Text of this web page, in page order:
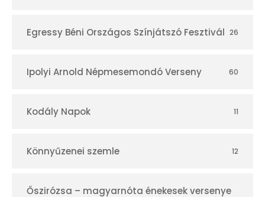
Egressy Béni Országos Színjátszó Fesztivál 26
Ipolyi Arnold Népmesemondó Verseny 60
Kodály Napok 11
Könnyűzenei szemle 12
Őszirózsa – magyarnóta énekesek versenye